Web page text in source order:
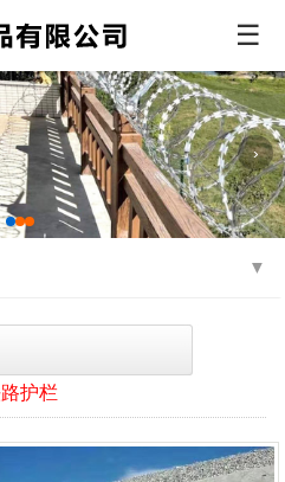
☰
›
网墙 边境线防护网
刀刺网 防抛网
栏 铝艺护栏
水源地护栏
护栏